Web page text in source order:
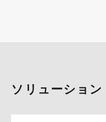
ソリューション